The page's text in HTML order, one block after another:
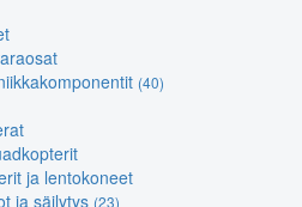
(40)
ja lentokoneet
ja säilytys (23)